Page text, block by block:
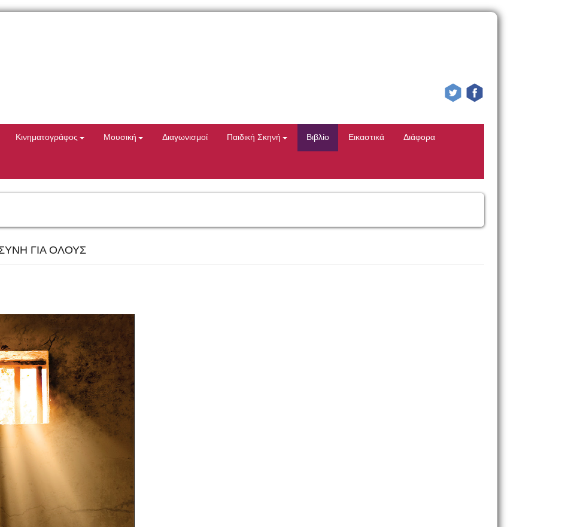
Κινηματογράφος Μουσική Διαγωνισμοί Παιδική Σκηνή Βιβλίο Εικαστικά Διάφορα
ΓΙΑ ΟΛΟΥΣ